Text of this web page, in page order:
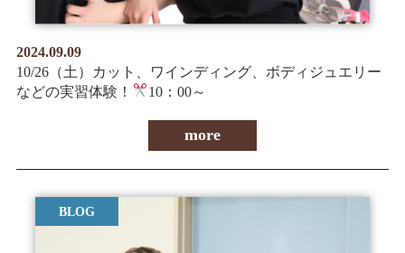
2024.09.09
10/26（土）カット、ワインディング、ボディジュエリー
などの実習体験！
10：00～
more
BLOG